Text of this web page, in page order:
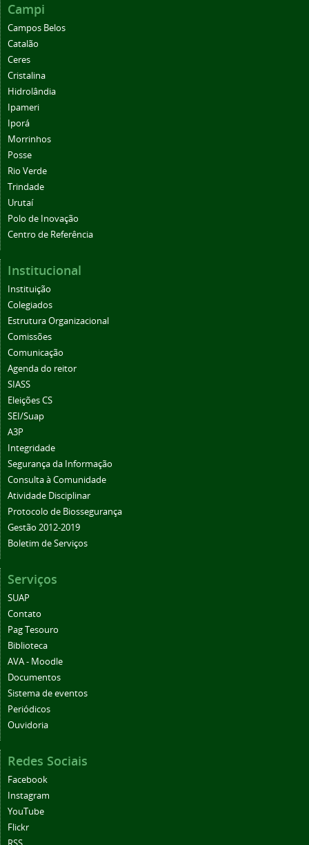
Campi
Campos Belos
Catalão
Ceres
Cristalina
Hidrolândia
Ipameri
Iporá
Morrinhos
Posse
Rio Verde
Trindade
Urutaí
Polo de Inovação
Centro de Referência
Institucional
Instituição
Colegiados
Estrutura Organizacional
Comissões
Comunicação
Agenda do reitor
SIASS
Eleições CS
SEI/Suap
A3P
Integridade
Segurança da Informação
Consulta à Comunidade
Atividade Disciplinar
Protocolo de Biossegurança
Gestão 2012-2019
Boletim de Serviços
Serviços
SUAP
Contato
Pag Tesouro
Biblioteca
AVA - Moodle
Documentos
Sistema de eventos
Periódicos
Ouvidoria
Redes Sociais
Facebook
Instagram
YouTube
Flickr